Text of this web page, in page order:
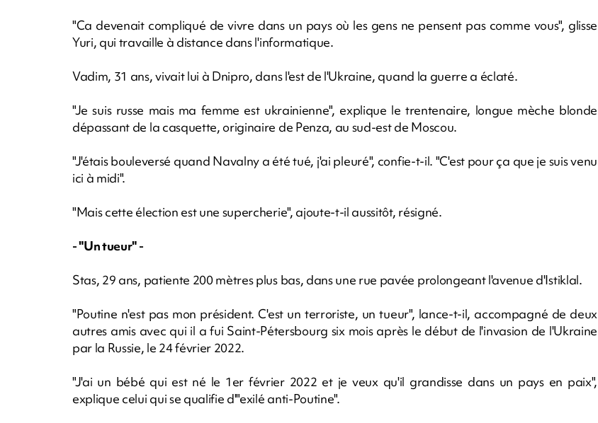
"Ca devenait compliqué de vivre dans un pays où les gens ne pensent pas comme vous", glisse
Yuri, qui travaille à distance dans l'informatique.
Vadim, 31 ans, vivait lui à Dnipro, dans l'est de l'Ukraine, quand la guerre a éclaté.
"Je suis russe mais ma femme est ukrainienne", explique le trentenaire, longue mèche blonde
dépassant de la casquette, originaire de Penza, au sud-est de Moscou.
"J'étais bouleversé quand Navalny a été tué, j'ai pleuré", confie-t-il. "C'est pour ça que je suis venu
ici à midi".
"Mais cette élection est une supercherie", ajoute-t-il aussitôt, résigné.
- "Un tueur" -
Stas, 29 ans, patiente 200 mètres plus bas, dans une rue pavée prolongeant l'avenue d'Istiklal.
"Poutine n'est pas mon président. C'est un terroriste, un tueur", lance-t-il, accompagné de deux
autres amis avec qui il a fui Saint-Pétersbourg six mois après le début de l'invasion de l'Ukraine
par la Russie, le 24 février 2022.
"J'ai un bébé qui est né le 1er février 2022 et je veux qu'il grandisse dans un pays en paix",
explique celui qui se qualifie d'"exilé anti-Poutine".